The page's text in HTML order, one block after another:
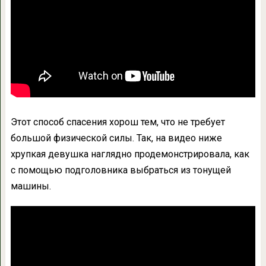
Этот способ спасения хорош тем, что не требует
большой физической силы. Так, на видео ниже
хрупкая девушка наглядно продемонстрировала, как
с помощью подголовника выбраться из тонущей
машины.